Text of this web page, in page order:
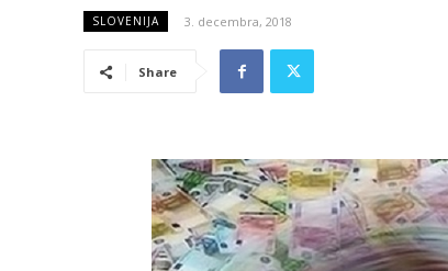
SLOVENIJA 3. decembra, 2018
Share